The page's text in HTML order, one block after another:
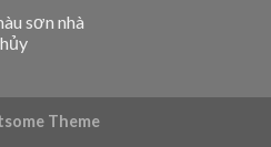
sơn nhà
Theme